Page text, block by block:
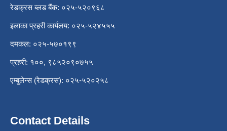
रेडक्रस ब्लड बैंक: ०२५-५२०९६८
इलाका प्रहरी कार्यलय: ०२५-५२४५५५
दमकल: ०२५-५७०१९९
प्रहरी: १००, ९८५२०९०७५५
एम्बुलेन्स (रेडक्रस): ०२५-५२०२५८
Contact Details